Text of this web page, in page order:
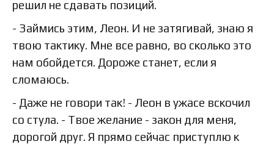
решил не сдавать позиций.
- Займись этим, Леон. И не затягивай, знаю я
твою тактику. Мне все равно, во сколько это
нам обойдется. Дороже станет, если я
сломаюсь.
- Даже не говори так! - Леон в ужасе вскочил
со стула. - Твое желание - закон для меня,
дорогой друг. Я прямо сейчас приступлю к